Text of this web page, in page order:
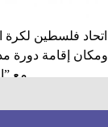
اتحاد فلسطين
ومكان إقامة دورة
مع